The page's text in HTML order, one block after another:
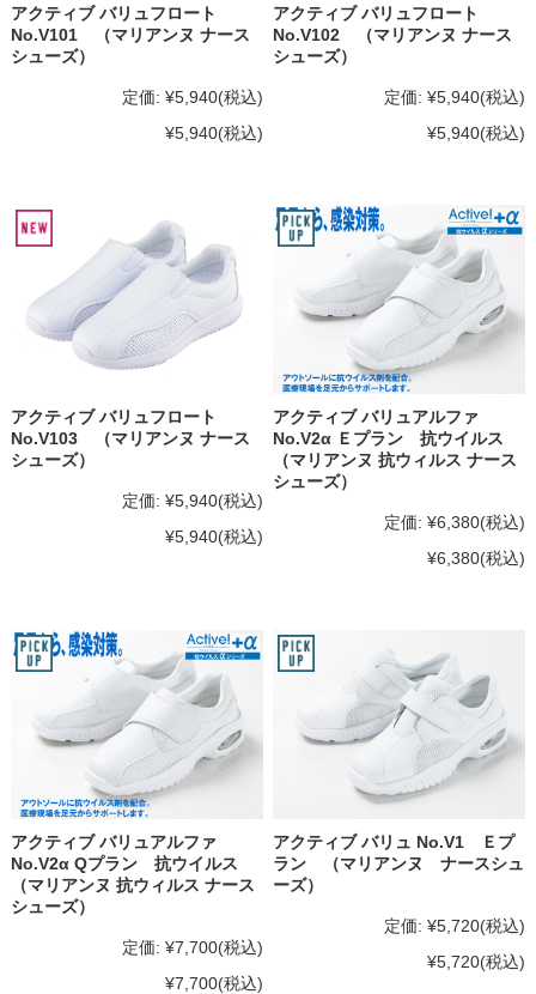
アクティブ バリュフロート
No.V101 （マリアンヌ ナース
シューズ）
定価: ¥5,940(税込)
¥5,940(税込)
アクティブ バリュフロート
No.V102 （マリアンヌ ナース
シューズ）
定価: ¥5,940(税込)
¥5,940(税込)
アクティブ バリュフロート
No.V103 （マリアンヌ ナース
シューズ）
定価: ¥5,940(税込)
¥5,940(税込)
アクティブ バリュアルファ
No.V2α Ｅプラン 抗ウイルス
（マリアンヌ 抗ウィルス ナース
シューズ）
定価: ¥6,380(税込)
¥6,380(税込)
アクティブ バリュアルファ
No.V2α Qプラン 抗ウイルス
（マリアンヌ 抗ウィルス ナース
シューズ）
定価: ¥7,700(税込)
¥7,700(税込)
アクティブ バリュ No.V1 Ｅプ
ラン （マリアンヌ ナースシュ
ーズ）
定価: ¥5,720(税込)
¥5,720(税込)